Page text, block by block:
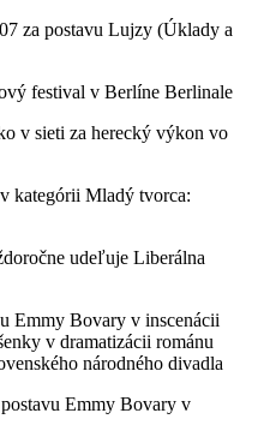
za postavu Lujzy (Úklady a
festival v Berlíne Berlinale
v sieti za herecký výkon vo
kategórii Mladý tvorca:
udeľuje Liberálna
Emmy Bovary v inscenácii
v dramatizácii románu
národného divadla
Emmy Bovary v